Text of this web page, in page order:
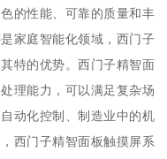
的性能、可靠的质量和丰
家庭智能化领域，西门子
特的优势。西门子精智面
理能力，可以满足复杂场
动化控制、制造业中的机
西门子精智面板触摸屏系